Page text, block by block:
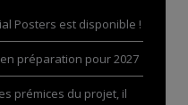
Posters est disponible !
préparation pour 2027
prémices du projet, il